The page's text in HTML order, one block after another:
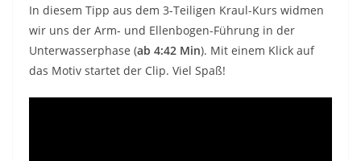
In diesem Tipp aus dem 3-Teiligen Kraul-Kurs widmen
wir uns der Arm- und Ellenbogen-Führung in der
Unterwasserphase (ab 4:42 Min). Mit einem Klick auf
das Motiv startet der Clip. Viel Spaß!